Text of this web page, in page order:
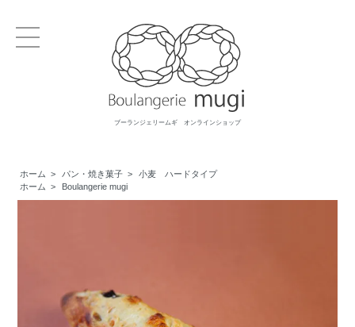
ブーランジェリームギ オンラインショップ
ホーム > パン・焼き菓子 >
小麦 ハードタイプ
ホーム > Boulangerie mugi